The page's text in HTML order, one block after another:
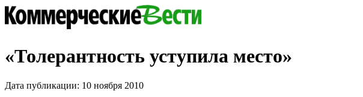
«Толерантность уступила место»
Дата публикации: 10 ноября 2010